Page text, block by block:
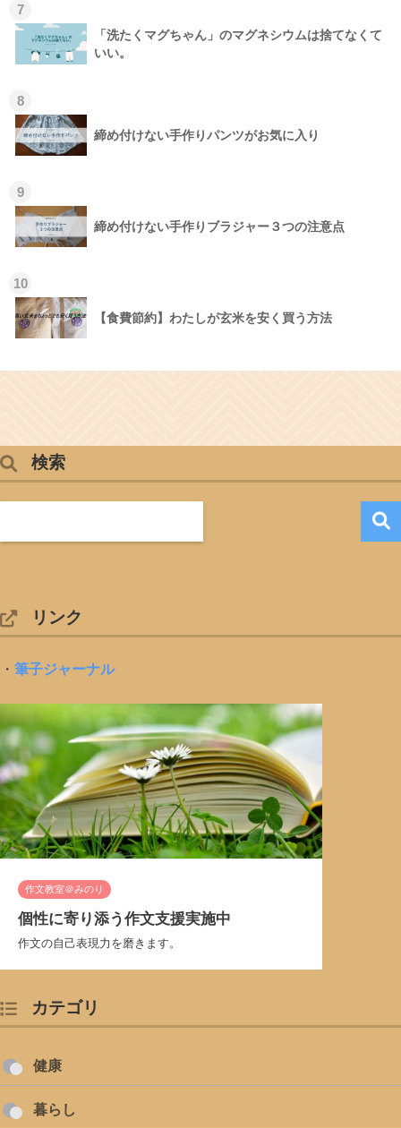
7
「洗たくマグちゃん」のマグネシウムは捨てなくて
いい。
8
締め付けない手作りパンツがお気に入り
9
締め付けない手作りブラジャー３つの注意点
10
【食費節約】わたしが玄米を安く買う方法
検索
リンク
・ 筆子ジャーナル
作文教室＠みのり
個性に寄り添う作文支援実施中
作文の自己表現力を磨きます。
カテゴリ
健康
暮らし